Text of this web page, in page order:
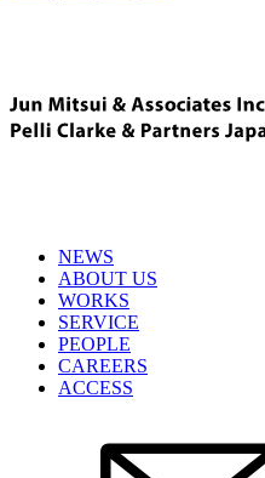
NEWS
ABOUT US
WORKS
SERVICE
PEOPLE
CAREERS
ACCESS